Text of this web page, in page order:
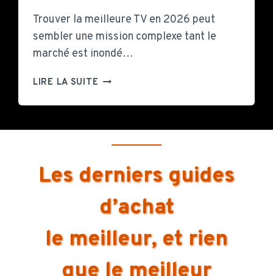
Trouver la meilleure TV en 2026 peut
sembler une mission complexe tant le
marché est inondé…
LIRE LA SUITE M
I
R
T
2
0
Les derniers guides
d’achat
le meilleur, et rien